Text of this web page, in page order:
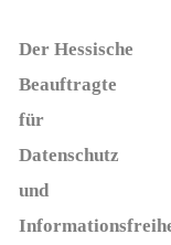
Der Hessische
Beauftragte
für
Datenschutz
und